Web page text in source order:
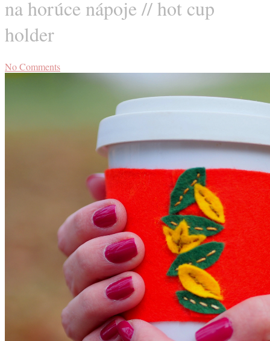
na horúce nápoje // hot cup
holder
No Comments